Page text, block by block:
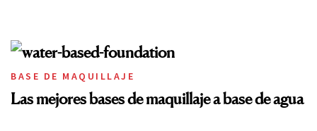
BASE DE MAQUILLAJE
Las mejores bases de maquillaje a base de agua